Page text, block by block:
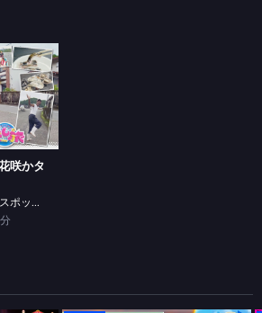
タイムズ
気象予報士激推しひえひえスポット！おいでやす小田は三重・尾鷲市へ
咲かタ
気象予報士激推しひえひえスポット！おいでやす小田は三重・尾鷲市へ